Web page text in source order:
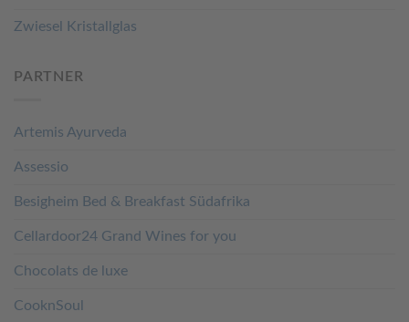
Zwiesel Kristallglas
PARTNER
Artemis Ayurveda
Assessio
Besigheim Bed & Breakfast Südafrika
Cellardoor24 Grand Wines for you
Chocolats de luxe
CooknSoul